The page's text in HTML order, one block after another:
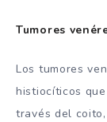
Tumores
Los tumores
histiocíticos
través del